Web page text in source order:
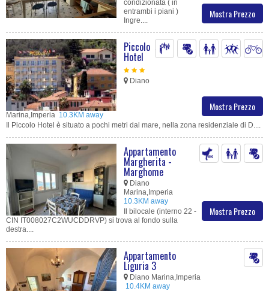
Mostra Prezzo
condizionata ( in
entrambi i piani )
Ingre....
Mostra Prezzo
Piccolo
Hotel
Diano
Marina,Imperia 10.3KM away
Il Piccolo Hotel è situato a pochi metri dal mare, nella zona residenziale di D....
Mostra Prezzo
Appartamento
Margherita -
Marghome
Diano
Marina,Imperia
10.3KM away
Il bilocale (interno 22 -
CIN IT008027C2WUCDDRVP) si trova al fondo sulla
destra....
Appartamento
Liguria 3
Diano Marina,Imperia
10.4KM away